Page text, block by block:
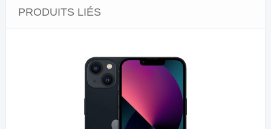
PRODUITS LIÉS